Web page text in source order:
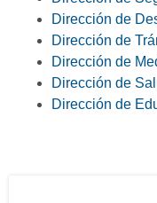
Dirección de
Dirección de
Dirección de
Dirección de
Dirección de